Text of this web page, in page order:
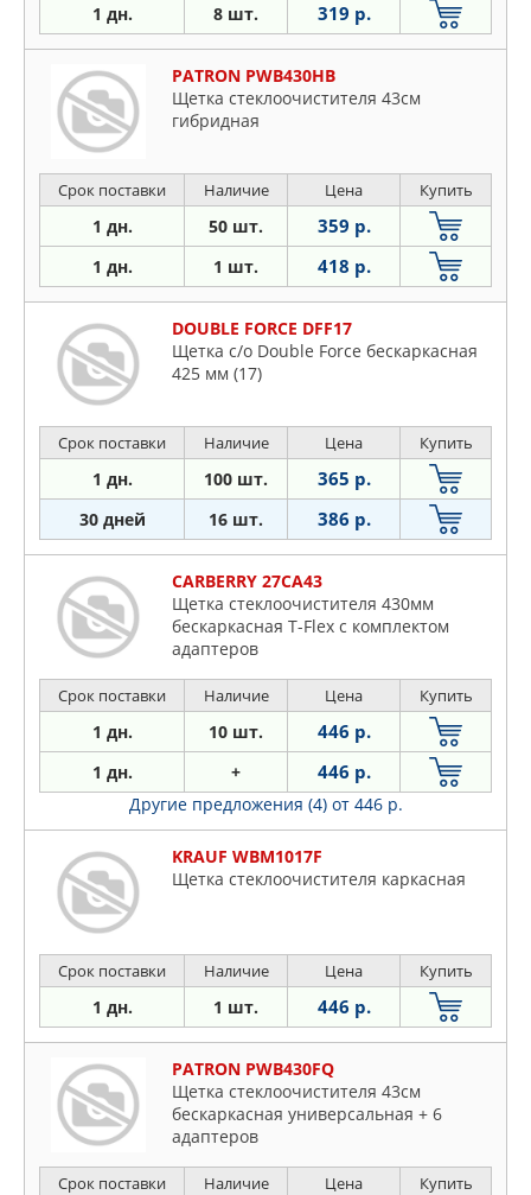
1 дн. 8 шт. 319 р.
PATRON PWB430HB
Щетка стеклоочистителя 43см
гибридная
Срок поставки Наличие Цена Купить
1 дн. 50 шт. 359 р.
1 дн. 1 шт. 418 р.
DOUBLE FORCE DFF17
Щетка с/о Double Force бескаркасная
425 мм (17)
Срок поставки Наличие Цена Купить
1 дн. 100 шт. 365 р.
30 дней 16 шт. 386 р.
CARBERRY 27CA43
Щетка стеклоочистителя 430мм
бескаркасная T-Flex с комплектом
адаптеров
Срок поставки Наличие Цена Купить
1 дн. 10 шт. 446 р.
1 дн. + 446 р.
Другие предложения (4) от 446 р.
KRAUF WBM1017F
Щетка стеклоочистителя каркасная
Срок поставки Наличие Цена Купить
1 дн. 1 шт. 446 р.
PATRON PWB430FQ
Щетка стеклоочистителя 43см
бескаркасная универсальная + 6
адаптеров
Срок поставки Наличие Цена Купить